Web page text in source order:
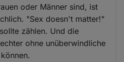
oder Männer sind, ist
"Sex doesn't matter!"
zählen. Und die
ohne unüberwindliche